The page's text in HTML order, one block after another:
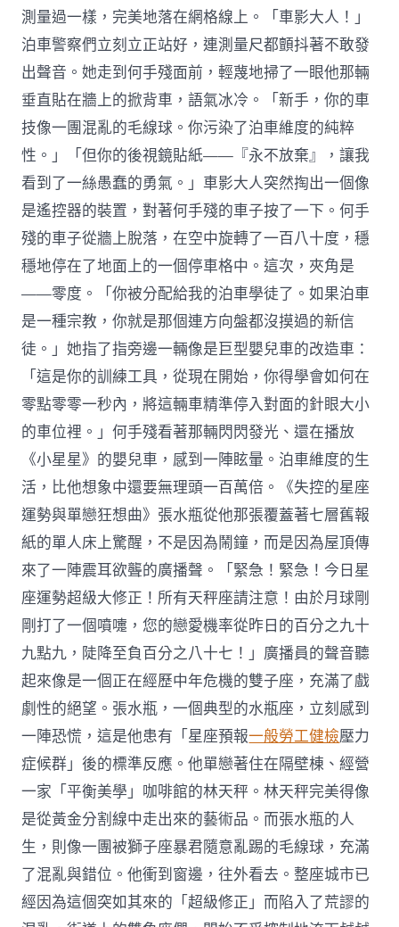
測量過一樣，完美地落在網格線上。「車影大人！」
泊車警察們立刻立正站好，連測量尺都顫抖著不敢發
出聲音。她走到何手殘面前，輕蔑地掃了一眼他那輛
垂直貼在牆上的掀背車，語氣冰冷。「新手，你的車
技像一團混亂的毛線球。你污染了泊車維度的純粹
性。」「但你的後視鏡貼紙——『永不放棄』，讓我
看到了一絲愚蠢的勇氣。」車影大人突然掏出一個像
是遙控器的裝置，對著何手殘的車子按了一下。何手
殘的車子從牆上脫落，在空中旋轉了一百八十度，穩
穩地停在了地面上的一個停車格中。這次，夾角是
——零度。「你被分配給我的泊車學徒了。如果泊車
是一種宗教，你就是那個連方向盤都沒摸過的新信
徒。」她指了指旁邊一輛像是巨型嬰兒車的改造車：
「這是你的訓練工具，從現在開始，你得學會如何在
零點零零一秒內，將這輛車精準停入對面的針眼大小
的車位裡。」何手殘看著那輛閃閃發光、還在播放
《小星星》的嬰兒車，感到一陣眩暈。泊車維度的生
活，比他想象中還要無理頭一百萬倍。《失控的星座
運勢與單戀狂想曲》張水瓶從他那張覆蓋著七層舊報
紙的單人床上驚醒，不是因為鬧鐘，而是因為屋頂傳
來了一陣震耳欲聾的廣播聲。「緊急！緊急！今日星
座運勢超級大修正！所有天秤座請注意！由於月球剛
剛打了一個噴嚏，您的戀愛機率從昨日的百分之九十
九點九，陡降至負百分之八十七！」廣播員的聲音聽
起來像是一個正在經歷中年危機的雙子座，充滿了戲
劇性的絕望。張水瓶，一個典型的水瓶座，立刻感到
一陣恐慌，這是他患有「星座預報一般勞工健檢壓力
症候群」後的標準反應。他單戀著住在隔壁棟、經營
一家「平衡美學」咖啡館的林天秤。林天秤完美得像
是從黃金分割線中走出來的藝術品。而張水瓶的人
生，則像一團被獅子座暴君隨意亂踢的毛線球，充滿
了混亂與錯位。他衝到窗邊，往外看去。整座城市已
經因為這個突如其來的「超級修正」而陷入了荒謬的